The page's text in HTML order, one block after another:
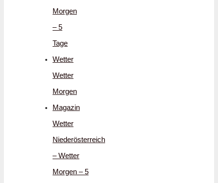
Morgen
– 5
Tage
Wetter
Wetter
Morgen
Magazin
Wetter
Niederösterreich
– Wetter
Morgen – 5